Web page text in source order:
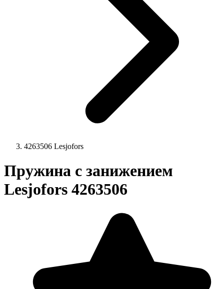
4263506 Lesjofors
Пружина с занижением
Lesjofors 4263506